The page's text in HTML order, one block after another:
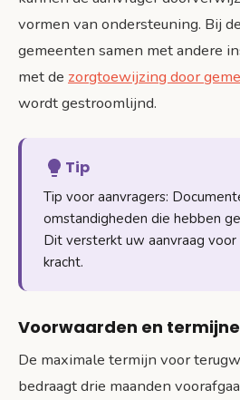
vormen van ondersteuning. Bij
gemeenten samen met andere
met de zorgtoewijzing door
wordt gestroomlijnd.
Tip
Tip voor aanvragers:
omstandigheden die hebben
Dit versterkt uw aanvraag
kracht.
Voorwaarden en
De maximale termijn voor
bedraagt drie maanden